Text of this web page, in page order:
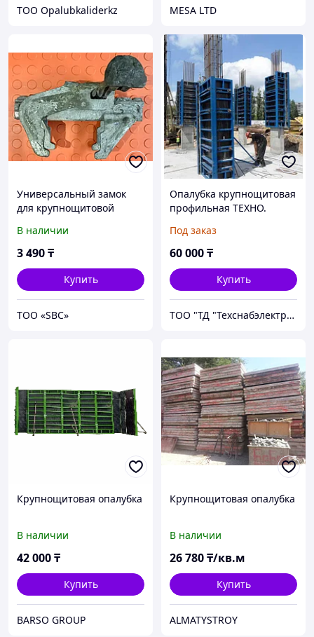
TOO Opalubkaliderkz MESA LTD
Универсальный замок
для крупнощитовой
крокодил
В наличии
3 490₸
Купить
ТОО «SBС»
Опалубка крупнощитовая
профильная ТЕХНО.
Под заказ
60 000₸
Купить
ТОО "ТД "Техснабэлектрикс"
Крупнощитовая опалубка
В наличии
42 000₸
Купить
BARSO GROUP
Крупнощитовая опалубка
В наличии
26 780₸/кв.м
Купить
ALMATYSTROY